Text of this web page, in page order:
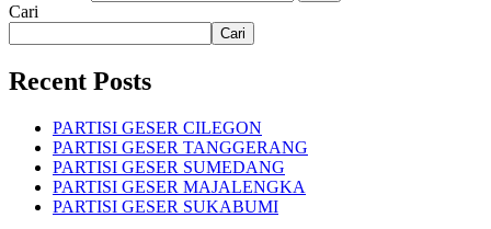
Cari
Cari
Recent Posts
PARTISI GESER CILEGON
PARTISI GESER TANGGERANG
PARTISI GESER SUMEDANG
PARTISI GESER MAJALENGKA
PARTISI GESER SUKABUMI